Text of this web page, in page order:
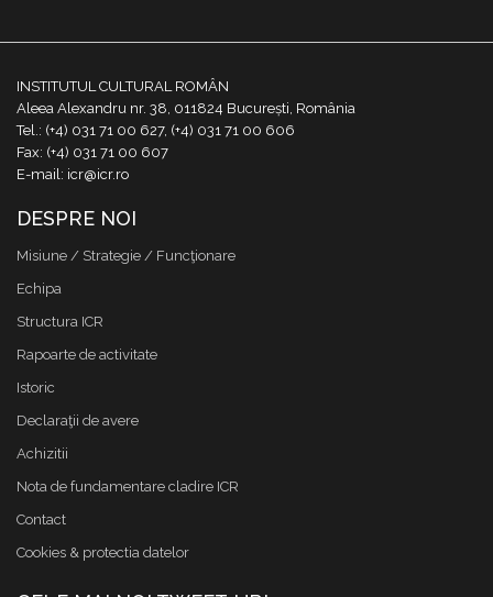
INSTITUTUL CULTURAL ROMÂN
Aleea Alexandru nr. 38, 011824 București, România
Tel.: (+4) 031 71 00 627, (+4) 031 71 00 606
Fax: (+4) 031 71 00 607
E-mail: icr@icr.ro
DESPRE NOI
Misiune / Strategie / Funcţionare
Echipa
Structura ICR
Rapoarte de activitate
Istoric
Declaraţii de avere
Achizitii
Nota de fundamentare cladire ICR
Contact
Cookies & protectia datelor